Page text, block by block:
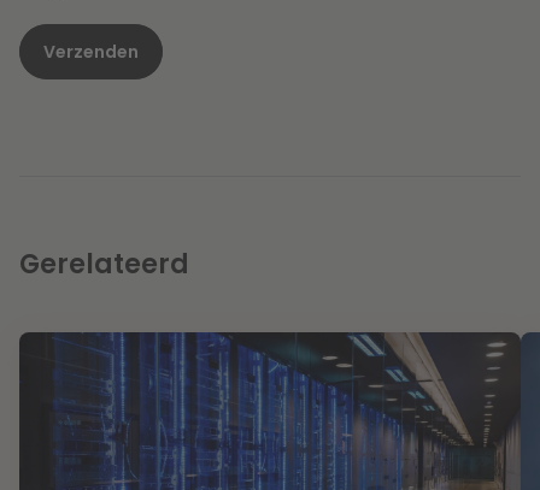
Gerelateerd